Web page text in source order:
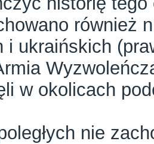
również
i ukraińskich
w okolicach
nie